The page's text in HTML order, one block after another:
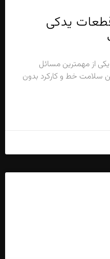
یدکی
یکی از مهمترین مسائل
سلامت خط و کارکرد بدون